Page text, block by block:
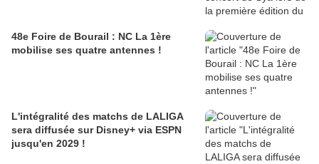
48e Foire de Bourail : NC La 1ère
mobilise ses quatre antennes !
L'intégralité des matchs de LALIGA
sera diffusée sur Disney+ via ESPN
jusqu'en 2029 !